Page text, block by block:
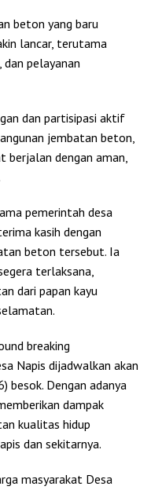
beton yang baru
lancar, terutama
pelayanan
dan partisipasi aktif
jembatan beton,
berjalan dengan aman,
pemerintah desa
kasih dengan
beton tersebut. Ia
terlaksana,
dari papan kayu
breaking
Napis dijadwalkan akan
besok. Dengan adanya
dampak
kualitas hidup
dan sekitarnya.
masyarakat Desa